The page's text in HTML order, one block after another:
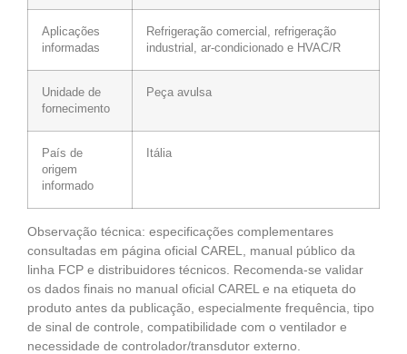
Aplicações
informadas
Refrigeração comercial, refrigeração
industrial, ar-condicionado e HVAC/R
Unidade de
fornecimento
Peça avulsa
País de
origem
informado
Itália
Observação técnica: especificações complementares
consultadas em página oficial CAREL, manual público da
linha FCP e distribuidores técnicos. Recomenda-se validar
os dados finais no manual oficial CAREL e na etiqueta do
produto antes da publicação, especialmente frequência, tipo
de sinal de controle, compatibilidade com o ventilador e
necessidade de controlador/transdutor externo.